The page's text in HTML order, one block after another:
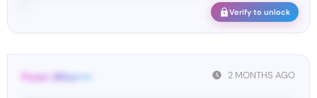
Verify to unlock
2 MONTHS AGO
From: Wha•••••